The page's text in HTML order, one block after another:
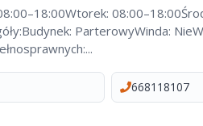
ParterowyWinda:
668118107